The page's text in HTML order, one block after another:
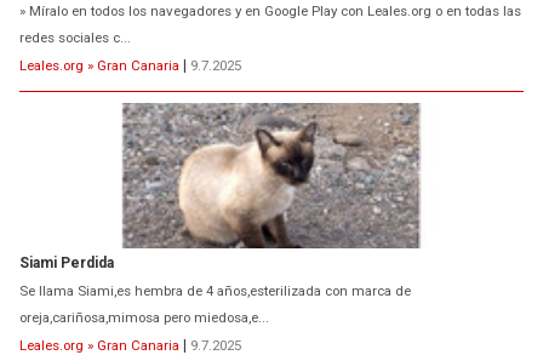
» Míralo en todos los navegadores y en Google Play con Leales.org o en todas las
redes sociales c...
Leales.org » Gran Canaria | 9.7.2025
Siami Perdida
Se llama Siami,es hembra de 4 años,esterilizada con marca de
oreja,cariñosa,mimosa pero miedosa,e...
Leales.org » Gran Canaria | 9.7.2025